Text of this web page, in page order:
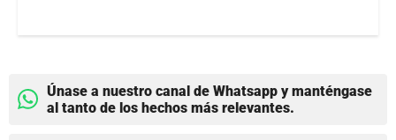
Únase a nuestro canal de Whatsapp y manténgase
al tanto de los hechos más relevantes.